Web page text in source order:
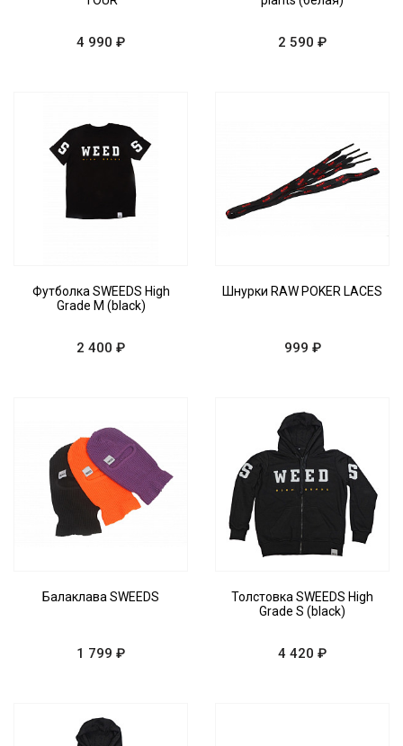
4 990 ₽ 2 590 ₽
Футболка SWEEDS High
Grade M (black)
2 400 ₽
Шнурки RAW POKER LACES
999 ₽
Балаклава SWEEDS
1 799 ₽
Толстовка SWEEDS High
Grade S (black)
4 420 ₽